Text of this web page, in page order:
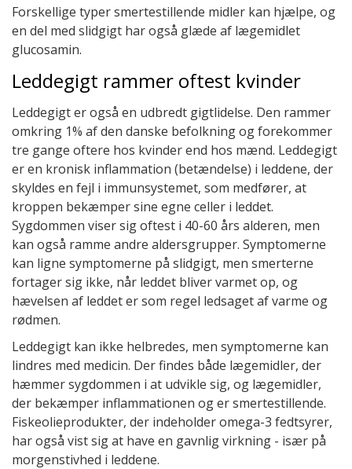
Forskellige typer smertestillende midler kan hjælpe, og
en del med slidgigt har også glæde af lægemidlet
glucosamin.
Leddegigt rammer oftest kvinder
Leddegigt er også en udbredt gigtlidelse. Den rammer
omkring 1% af den danske befolkning og forekommer
tre gange oftere hos kvinder end hos mænd. Leddegigt
er en kronisk inflammation (betændelse) i leddene, der
skyldes en fejl i immunsystemet, som medfører, at
kroppen bekæmper sine egne celler i leddet.
Sygdommen viser sig oftest i 40-60 års alderen, men
kan også ramme andre aldersgrupper. Symptomerne
kan ligne symptomerne på slidgigt, men smerterne
fortager sig ikke, når leddet bliver varmet op, og
hævelsen af leddet er som regel ledsaget af varme og
rødmen.
Leddegigt kan ikke helbredes, men symptomerne kan
lindres med medicin. Der findes både lægemidler, der
hæmmer sygdommen i at udvikle sig, og lægemidler,
der bekæmper inflammationen og er smertestillende.
Fiskeolieprodukter, der indeholder omega-3 fedtsyrer,
har også vist sig at have en gavnlig virkning - især på
morgenstivhed i leddene.